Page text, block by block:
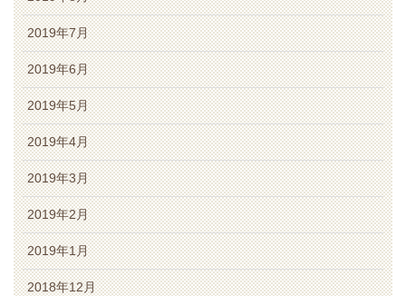
2019年7月
2019年6月
2019年5月
2019年4月
2019年3月
2019年2月
2019年1月
2018年12月